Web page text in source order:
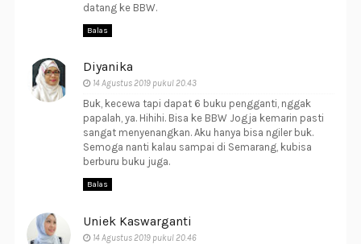
datang ke BBW.
Balas
Diyanika
14 Agustus 2019 pukul 20.43
Buk, kecewa tapi dapat 6 buku pengganti, nggak
papalah, ya. Hihihi. Bisa ke BBW Jogja kemarin pasti
sangat menyenangkan. Aku hanya bisa ngiler buk.
Semoga nanti kalau sampai di Semarang, kubisa
berburu buku juga.
Balas
Uniek Kaswarganti
14 Agustus 2019 pukul 20.46